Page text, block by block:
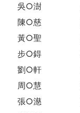
吳○澍
陳○慈
黃○聖
步○鍀
劉○軒
周○慧
張○濨